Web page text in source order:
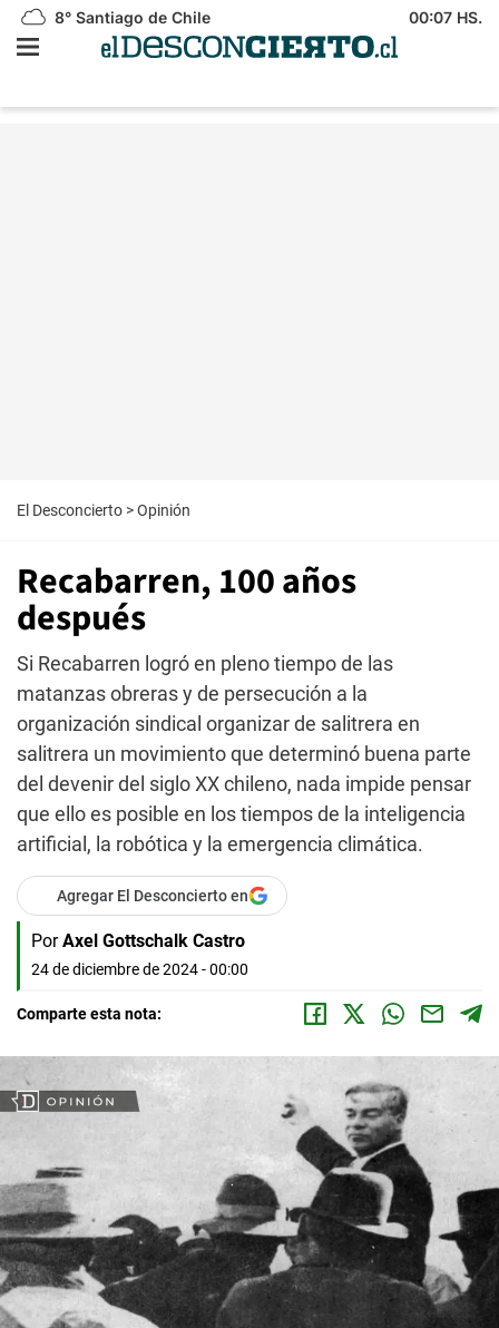
8° Santiago de Chile 00:07 HS.
El Desconcierto >Opinión
Recabarren, 100 años
después
Si Recabarren logró en pleno tiempo de las
matanzas obreras y de persecución a la
organización sindical organizar de salitrera en
salitrera un movimiento que determinó buena parte
del devenir del siglo XX chileno, nada impide pensar
que ello es posible en los tiempos de la inteligencia
artificial, la robótica y la emergencia climática.
Agregar El Desconcierto en
Por Axel Gottschalk Castro
24 de diciembre de 2024 - 00:00
Comparte esta nota: